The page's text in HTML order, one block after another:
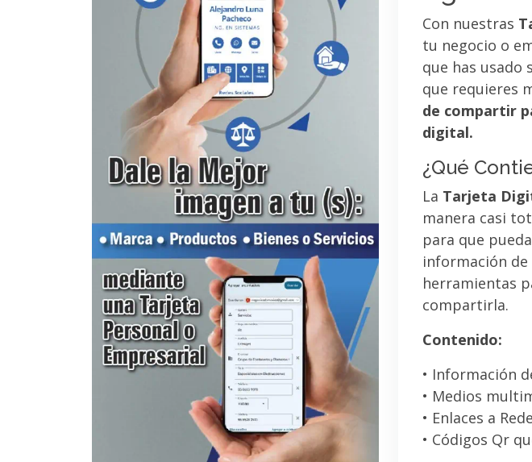
Con nuestras
tu negocio o
que has
que requieres
de compartir
digital.
¿Qué
La Tarjeta
manera casi
para que
información
herramientas
compartirla.
Contenido:
• Información
• Medios
• Enlaces a
• Códigos Qr